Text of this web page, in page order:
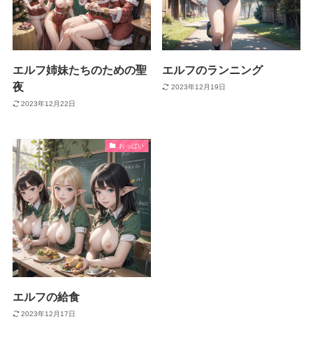
エルフ姉妹たちのための聖
夜
2023年12月22日
エルフのランニング
2023年12月19日
おっぱい
エルフの給食
2023年12月17日